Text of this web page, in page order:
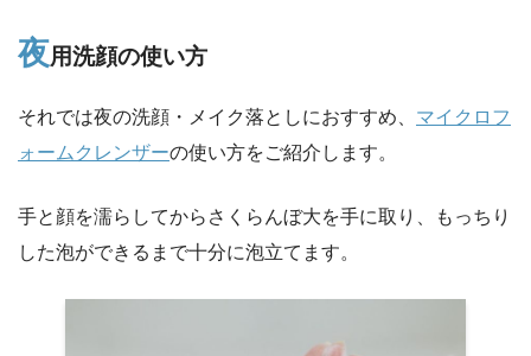
夜用洗顔の使い方
それでは夜の洗顔・メイク落としにおすすめ、 マイクロフ
ォームクレンザーの使い方をご紹介します。
手と顔を濡らしてからさくらんぼ大を手に取り、もっちり
した泡ができるまで十分に泡立てます。